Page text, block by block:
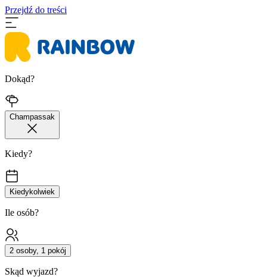
Przejdź do treści
Dokąd?
Champassak
Kiedy?
Kiedykolwiek
Ile osób?
2 osoby, 1 pokój
Skąd wyjazd?